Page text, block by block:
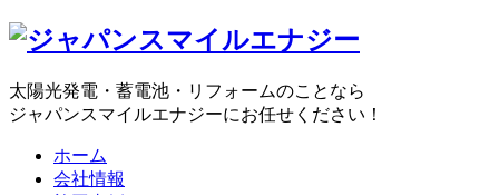
太陽光発電・蓄電池・リフォームのことなら
ジャパンスマイルエナジーにお任せください！
ホーム
会社情報